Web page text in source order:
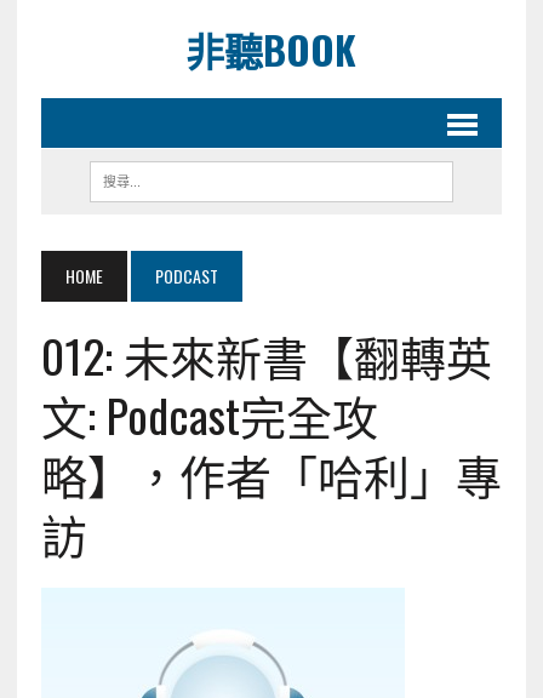
非聽BOOK
HOME PODCAST
012: 未來新書【翻轉英
文: Podcast完全攻
略】，作者「哈利」專
訪